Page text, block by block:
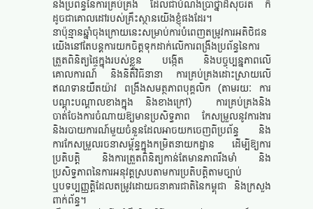
និងប្រព័ន្ធនៃការគ្រប់គ្រង ដែលជាបំណងប្រាថ្នាដ៏សុចរិត ក៏
ដូចជាគោលដៅរបស់គ្រឹះស្ថានយើងខ្ញុំផងដែរ។
នាប៉ុន្មានឆ្នាំចុងក្រោយនេះសម្រាប់ការបំពេញតម្រូវការអតិថិជន
យើងនៅតែបន្តការយកចិត្តទុកដាក់លើការពង្រឹងប្រព័ន្ធនៃការ
ត្រួតពិនិត្យផ្ទៃក្នុងរបស់ខ្លួន បង្កើត និងបច្ចុប្បន្នភាពលើ
គោលការណ៍ និងនីតិវិធីនានា ការគ្រប់គ្រងដោះស្រាយលើ
ឥណទានយឺតយ៉ាវ ពង្រឹងសមត្ថភាពបុគ្គលិក (តាមរយៈ ការ
បណ្តុះបណ្តាលខាងក្នុង និងខាងក្រៅ) ការគ្រប់គ្រងនិង
ចាត់ចែងការចំណាយឱ្យមានប្រសិទ្ធភាព កែសម្រួលនូវការងារ
និងរបាយការណ៍មួយចំនួនដែលអាចយកចេញពីប្រព័ន្ធ និង
ការកែសម្រួលរចនាសម្ព័ន្ធក្នុងកម្រិតនាយកដ្ឋាន ដើម្បីឱ្យការ
ប្រតិបត្តិ និងការត្រួតពិនិត្យកាន់តែមានភាពរឹងមាំ និង
ប្រសិទ្ធភាពនៃការអនុវត្តស្របតាមការប្រតិបត្តិតាមច្បាប់
ឬបទប្បញ្ញត្តិដែលតម្រូវដោយធនាគារជាតិនៃកម្ពុជា និងក្រសួង
ពាក់ព័ន្ធ។